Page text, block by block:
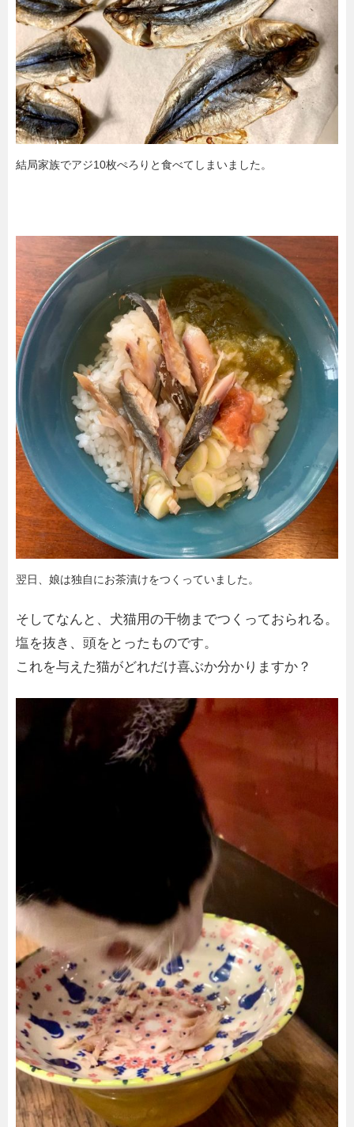
結局家族でアジ10枚ぺろりと食べてしまいました。
翌日、娘は独自にお茶漬けをつくっていました。
そしてなんと、犬猫用の干物までつくっておられる。
塩を抜き、頭をとったものです。
これを与えた猫がどれだけ喜ぶか分かりますか？